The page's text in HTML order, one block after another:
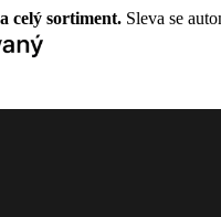
celý sortiment. Sleva se